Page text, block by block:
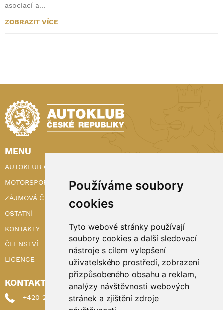
Používáme soubory
cookies
Tyto webové stránky používají
soubory cookies a další sledovací
nástroje s cílem vylepšení
uživatelského prostředí, zobrazení
přizpůsobeného obsahu a reklam,
analýzy návštěvnosti webových
stránek a zjištění zdroje
asociací a…
ZOBRAZIT VÍCE
MENU
AUTOKLUB ČR
MOTORSPORT
ZÁJMOVÁ ČINNOST
OSTATNÍ
KONTAKTY
ČLENSTVÍ
LICENCE
KONTAKTY
+420 222 898 224 (sekretariat)